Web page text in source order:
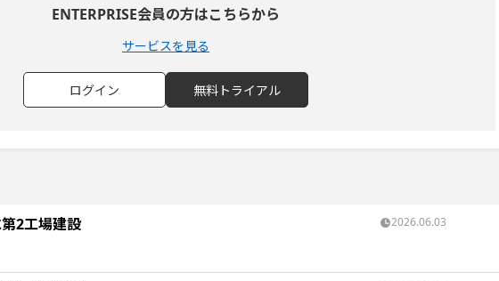
ENTERPRISE会員の方はこちらから
サービスを見る
ログイン 無料トライアル
2工場建設 2026.06.03